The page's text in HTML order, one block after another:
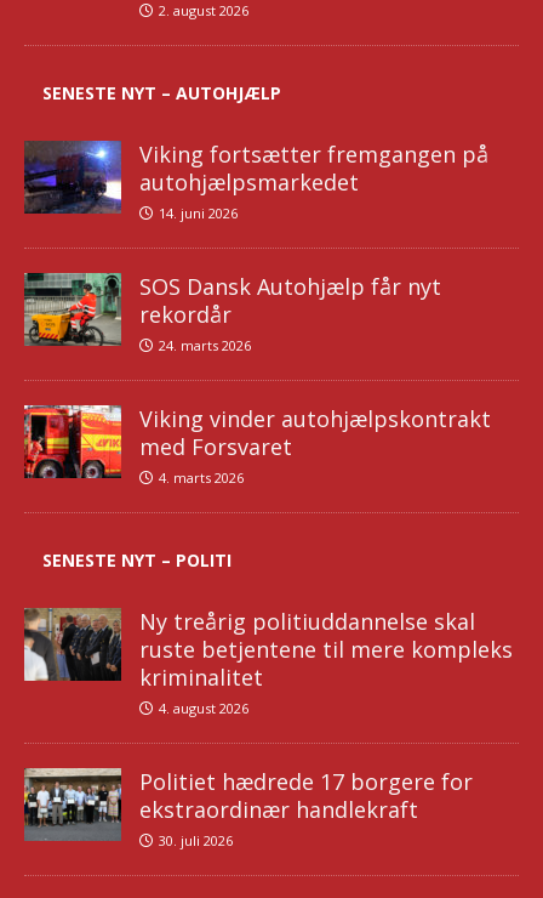
2. august 2026
SENESTE NYT – AUTOHJÆLP
Viking fortsætter fremgangen på
autohjælpsmarkedet
14. juni 2026
SOS Dansk Autohjælp får nyt
rekordår
24. marts 2026
Viking vinder autohjælpskontrakt
med Forsvaret
4. marts 2026
SENESTE NYT – POLITI
Ny treårig politiuddannelse skal
ruste betjentene til mere kompleks
kriminalitet
4. august 2026
Politiet hædrede 17 borgere for
ekstraordinær handlekraft
30. juli 2026